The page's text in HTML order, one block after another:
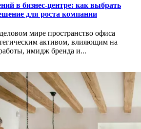
в бизнес‑центре: как выбрать
для роста компании
мире пространство офиса
активом, влияющим на
имидж бренда и...